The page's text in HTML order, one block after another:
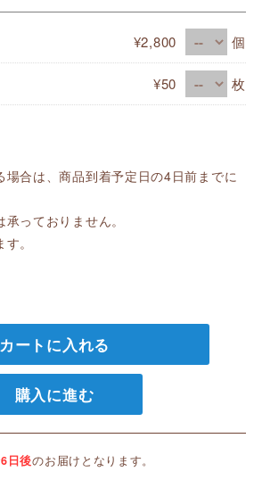
¥2,800 個
¥50 枚
場合は、商品到着予定日の4日前までに
っておりません。
。
カートに入れる
購入に進む
6日後のお届けとなります。